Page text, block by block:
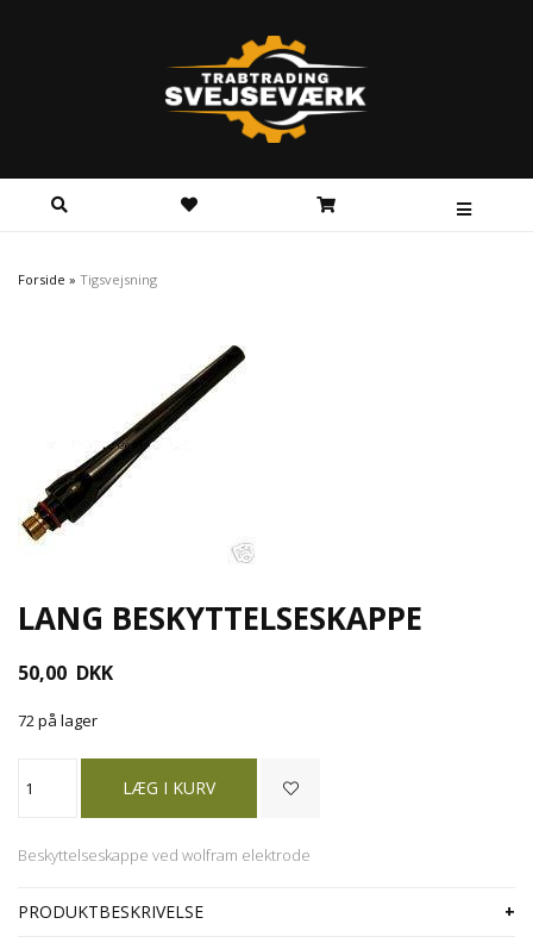
Forside » Tigsvejsning
LANG BESKYTTELSESKAPPE
50,00 DKK
72 på lager
Beskyttelseskappe ved wolfram elektrode
PRODUKTBESKRIVELSE